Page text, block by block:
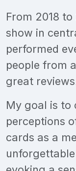
From 2018
show in
performed
people from
great
My goal is to
perceptions
cards as a